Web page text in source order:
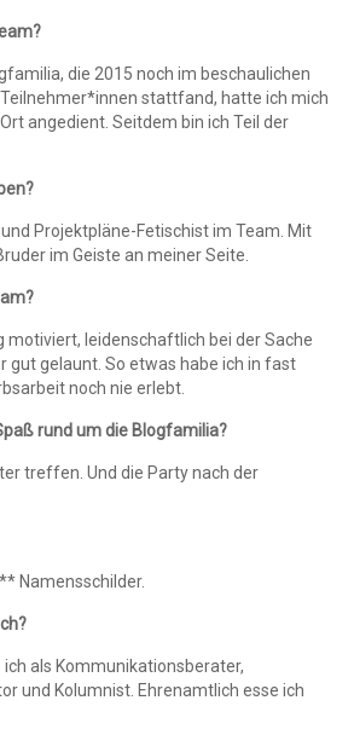
die 2015 noch im beschaulichen
stattfand, hatte ich mich
angedient. Seitdem bin ich Teil der
Projektpläne-Fetischist im Team. Mit
im Geiste an meiner Seite.
motiviert, leidenschaftlich bei der Sache
gut gelaunt. So etwas habe ich in fast
noch nie erlebt.
rund um die Blogfamilia?
treffen. Und die Party nach der
Namensschilder.
als Kommunikationsberater,
und Kolumnist. Ehrenamtlich esse ich